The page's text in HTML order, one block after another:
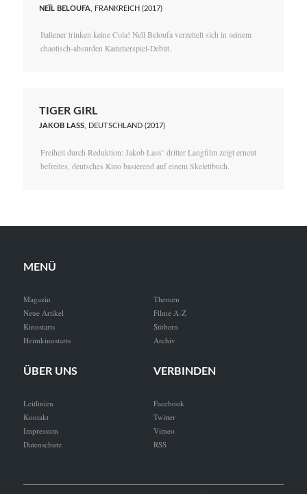
NEÏL BELOUFA , FRANKREICH (2017)
Italiener trinken keine Cola! Neïl Beloufa verzettelt sich in seinem
chaotisch-absurden Kammerspiel-Debüt.
TIGER GIRL
JAKOB LASS, DEUTSCHLAND (2017)
Freiheit durch Reduktion: Jakob Lass’ dritter Langfilm zeigt erneut
befreites, deutsches Kino basierend auf einem Skelettbuch.
MENÜ
Magazin
Neue Artikel
Kinostarts
Heimkinostarts
Themen
Filme A-Z
Stöbern
Archiv
ÜBER UNS
Leitlinien
Kontakt
Impressum
Datenschutz
VERBINDEN
Facebook
Twitter
Vimeo
RSS